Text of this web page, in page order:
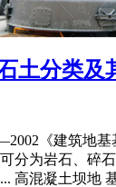
土分类及
《建筑地
分为岩石、碎
高混凝土坝地